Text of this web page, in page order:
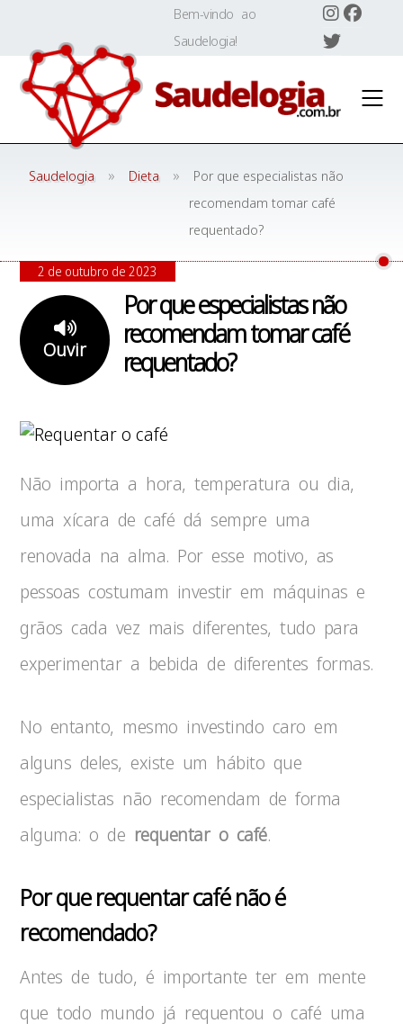
content
Bem-vindo ao
Saudelogia!
Saudelogia » Dieta »
Por que especialistas não
recomendam tomar café
requentado?
Por que especialistas não
recomendam tomar café
requentado?
Ouvir
2 de outubro de 2023
Não importa a hora, temperatura ou dia,
uma xícara de café dá sempre uma
renovada na alma. Por esse motivo, as
pessoas costumam investir em máquinas e
grãos cada vez mais diferentes, tudo para
experimentar a bebida de diferentes formas.
No entanto, mesmo investindo caro em
alguns deles, existe um hábito que
especialistas não recomendam de forma
alguma: o de requentar o café.
Por que requentar café não é
recomendado?
Antes de tudo, é importante ter em mente
que todo mundo já requentou o café uma